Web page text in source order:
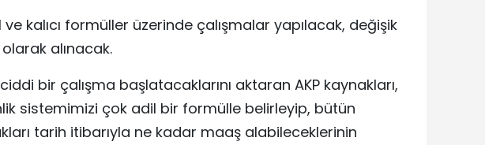
kalıcı formüller üzerinde çalışmalar yapılacak, değişik
alınacak.
bir çalışma başlatacaklarını aktaran AKP kaynakları,
sistemimizi çok adil bir formülle belirleyip, bütün
tarih itibarıyla ne kadar maaş alabileceklerinin